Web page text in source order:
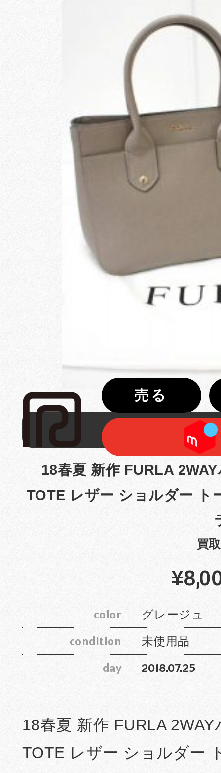
売る
FURLA
18春夏 新作 FURLA
TOTE レザー ショルダー
買
color
グレージュ
condition
未使用品
day
2018.07.25
18春夏 新作 FURLA
TOTE レザー ショルダー